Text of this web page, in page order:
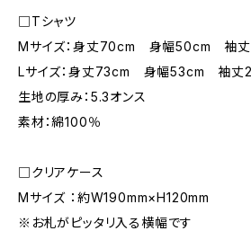
□Tシャツ
Mサイズ：身丈70cm 身幅50cm 袖
Lサイズ：身丈73cm 身幅53cm 袖丈
生地の厚み：5.3オンス
素材：綿100％
□クリアケース
Mサイズ ：約W190mm×H120mm
※お札がピッタリ入る横幅です